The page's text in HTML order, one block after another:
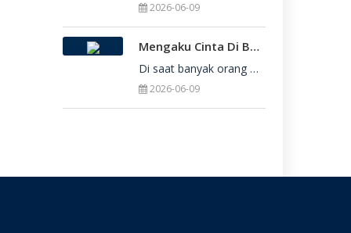
2026-06-09
Mengaku Cinta Di Balik Keterbatasan: Seni Menerima Diri Di Hadapan Ilahi
Di saat banyak orang yang serba menuntut kesempurnaan, kita sering kali terjebak dalam rasa bersalah
2026-06-09